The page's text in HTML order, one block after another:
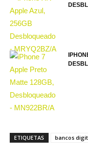
ETIQUETAS bancos